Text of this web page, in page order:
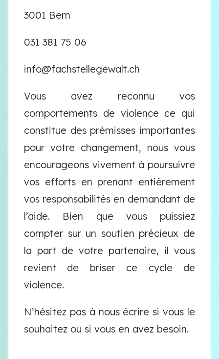
3001 Bern
031 381 75 06
info@fachstellegewalt.ch
Vous avez reconnu vos
comportements de violence ce qui
constitue des prémisses importantes
pour votre changement, nous vous
encourageons vivement à poursuivre
vos efforts en prenant entièrement
vos responsabilités en demandant de
l’aide. Bien que vous puissiez
compter sur un soutien précieux de
la part de votre partenaire, il vous
revient de briser ce cycle de
violence.
N’hésitez pas à nous écrire si vous le
souhaitez ou si vous en avez besoin.